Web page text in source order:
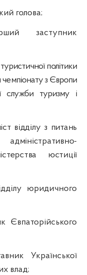
голова;
заступник
політики
чемпіонату з Європи
служби туризму і
відділу з питань
юстиції
юридичного
Євпаторійського
Української
влад;